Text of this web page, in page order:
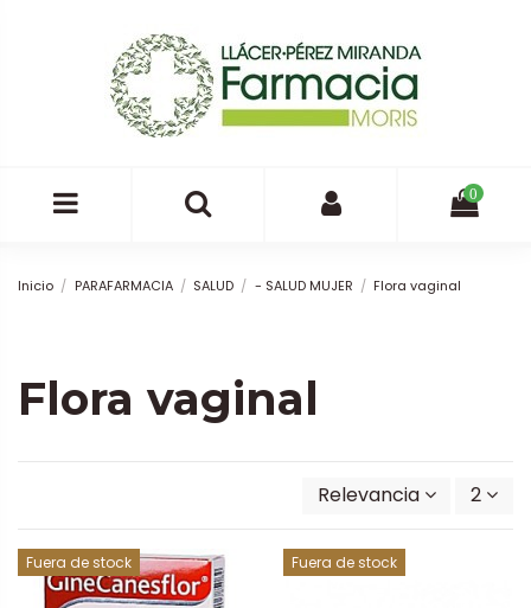
0
Inicio PARAFARMACIA SALUD - SALUD MUJER Flora vaginal
Flora vaginal
Relevancia 2
Fuera de stock Fuera de stock